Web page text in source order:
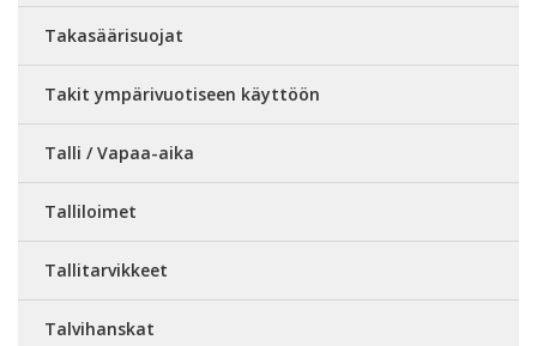
Takasäärisuojat
Takit ympärivuotiseen käyttöön
Talli / Vapaa-aika
Talliloimet
Tallitarvikkeet
Talvihanskat